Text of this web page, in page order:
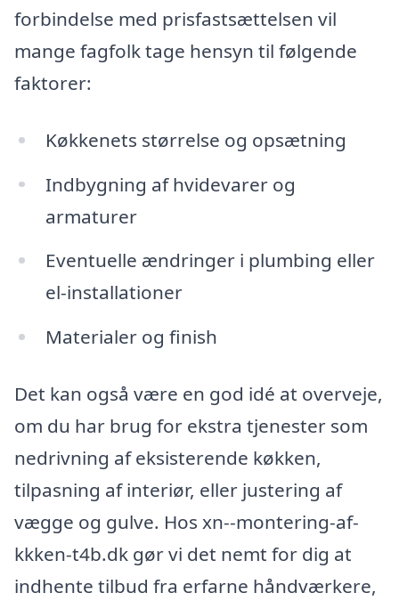
forbindelse med prisfastsættelsen vil
mange fagfolk tage hensyn til følgende
faktorer:
Køkkenets størrelse og opsætning
Indbygning af hvidevarer og
armaturer
Eventuelle ændringer i plumbing eller
el-installationer
Materialer og finish
Det kan også være en god idé at overveje,
om du har brug for ekstra tjenester som
nedrivning af eksisterende køkken,
tilpasning af interiør, eller justering af
vægge og gulve. Hos xn--montering-af-
kkken-t4b.dk gør vi det nemt for dig at
indhente tilbud fra erfarne håndværkere,